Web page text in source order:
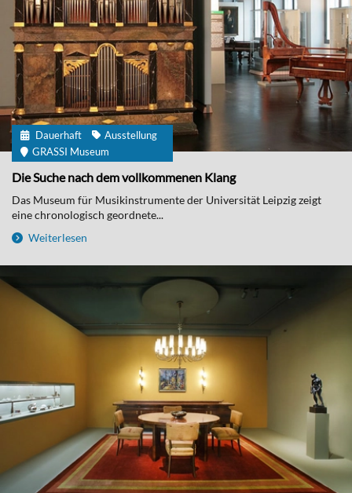
Dauerhaft
Ausstellung
GRASSI Museum
Die Suche nach dem vollkommenen Klang
Das Museum für Musikinstrumente der Universität Leipzig zeigt
eine chronologisch geordnete...
Weiterlesen